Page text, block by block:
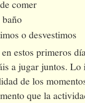
comer
o desvestimos
estos primeros
a jugar juntos. Lo
de los
que la